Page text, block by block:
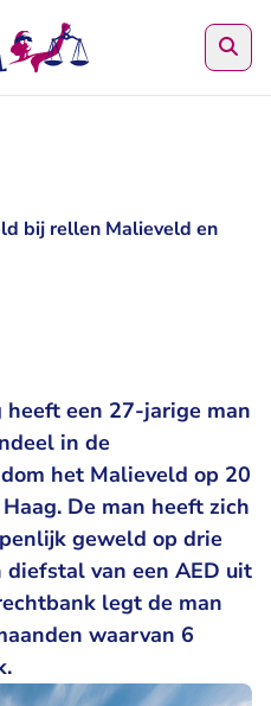
bij rellen Malieveld en
een 27-jarige man
in de
het Malieveld op 20
De man heeft zich
geweld op drie
van een AED uit
legt de man
waarvan 6